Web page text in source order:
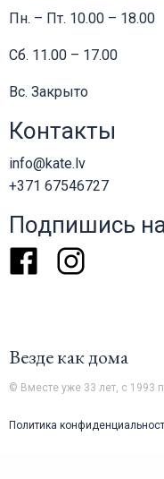
Пн. – Пт. 10.00 – 18.00
Сб. 11.00 – 17.00
Вс. Закрыто
Контакты
info@kate.lv
+371 67546727
Подпишись
FacebookInstagram
Везде как дома
© Вместе уже 33 лет, с 1993
Политика